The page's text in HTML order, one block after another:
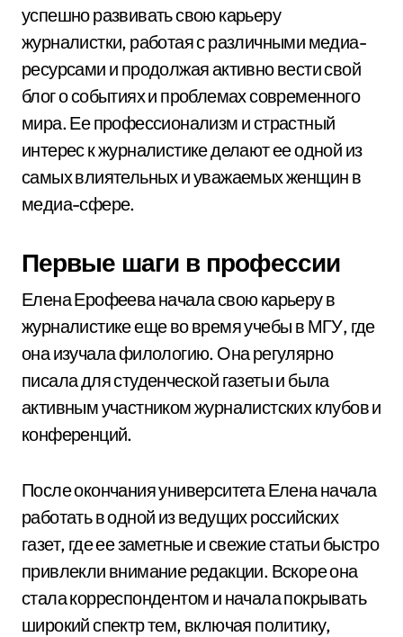
успешно развивать свою карьеру
журналистки, работая с различными медиа-
ресурсами и продолжая активно вести свой
блог о событиях и проблемах современного
мира. Ее профессионализм и страстный
интерес к журналистике делают ее одной из
самых влиятельных и уважаемых женщин в
медиа-сфере.
Первые шаги в профессии
Елена Ерофеева начала свою карьеру в
журналистике еще во время учебы в МГУ, где
она изучала филологию. Она регулярно
писала для студенческой газеты и была
активным участником журналистских клубов и
конференций.
После окончания университета Елена начала
работать в одной из ведущих российских
газет, где ее заметные и свежие статьи быстро
привлекли внимание редакции. Вскоре она
стала корреспондентом и начала покрывать
широкий спектр тем, включая политику,